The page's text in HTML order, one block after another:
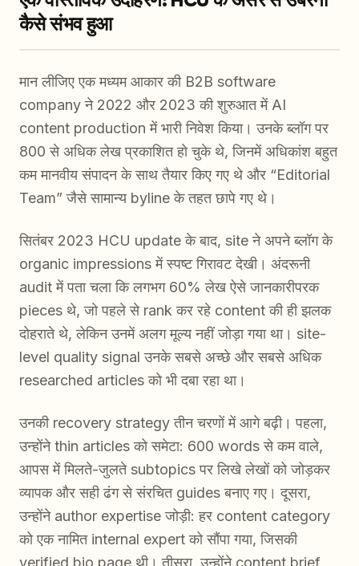
कैसे संभव हुआ
मान लीजिए एक मध्यम आकार की B2B software
company ने 2022 और 2023 की शुरुआत में AI
content production में भारी निवेश किया। उनके ब्लॉग पर
800 से अधिक लेख प्रकाशित हो चुके थे, जिनमें अधिकांश बहुत
कम मानवीय संपादन के साथ तैयार किए गए थे और “Editorial
Team” जैसे सामान्य byline के तहत छापे गए थे।
सितंबर 2023 HCU update के बाद, site ने अपने ब्लॉग के
organic impressions में स्पष्ट गिरावट देखी। अंदरूनी
audit में पता चला कि लगभग 60% लेख ऐसे जानकारीपरक
pieces थे, जो पहले से rank कर रहे content की ही झलक
दोहराते थे, लेकिन उनमें अलग मूल्य नहीं जोड़ा गया था। site-
level quality signal उनके सबसे अच्छे और सबसे अधिक
researched articles को भी दबा रहा था।
उनकी recovery strategy तीन चरणों में आगे बढ़ी। पहला,
उन्होंने thin articles को समेटा: 600 words से कम वाले,
आपस में मिलते-जुलते subtopics पर लिखे लेखों को जोड़कर
व्यापक और सही ढंग से संरचित guides बनाए गए। दूसरा,
उन्होंने author expertise जोड़ी: हर content category
को एक नामित internal expert को सौंपा गया, जिसकी
verified bio page थी। तीसरा, उन्होंने content brief